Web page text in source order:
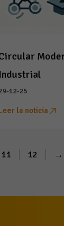
Industrial
12-25
la noticia
11 12 →